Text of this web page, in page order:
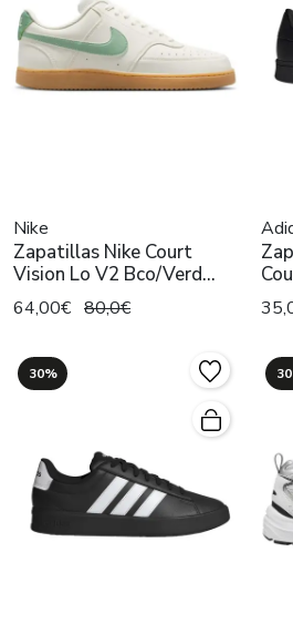
Nike
Zapatillas Nike Court
Vision Lo V2 Bco/Verd
Hombre
64,00€ 80,0€
30%